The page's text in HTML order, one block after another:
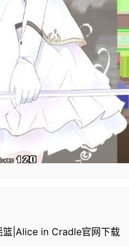
篮|Alice in Cradle官网下载